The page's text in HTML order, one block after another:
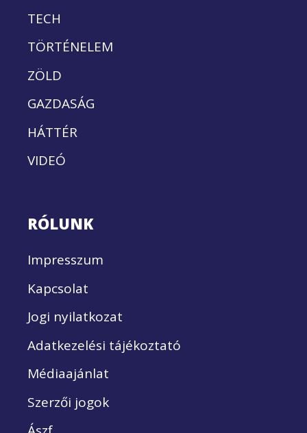
TECH
TÖRTÉNELEM
ZÖLD
GAZDASÁG
HÁTTÉR
VIDEÓ
RÓLUNK
Impresszum
Kapcsolat
Jogi nyilatkozat
Adatkezelési tájékoztató
Médiaajánlat
Szerzői jogok